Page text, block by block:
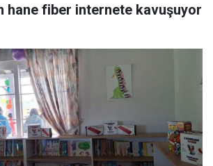
hane fiber internete kavuşuyor